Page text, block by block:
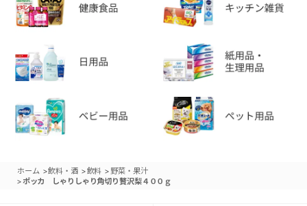
ホーム >飲料・酒 >飲料 > 野菜・果汁
> ポッカ しゃりしゃり角切り贅沢梨４００ｇ